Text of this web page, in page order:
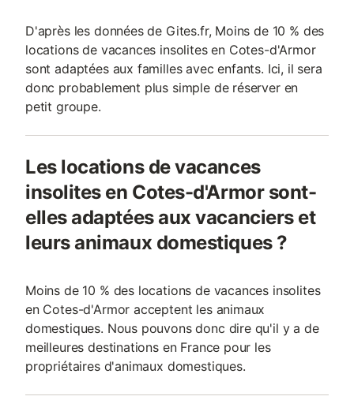
D'après les données de Gites.fr, Moins de 10 % des
locations de vacances insolites en Cotes-d'Armor
sont adaptées aux familles avec enfants. Ici, il sera
donc probablement plus simple de réserver en
petit groupe.
Les locations de vacances
insolites en Cotes-d'Armor sont-
elles adaptées aux vacanciers et
leurs animaux domestiques ?
Moins de 10 % des locations de vacances insolites
en Cotes-d'Armor acceptent les animaux
domestiques. Nous pouvons donc dire qu'il y a de
meilleures destinations en France pour les
propriétaires d'animaux domestiques.